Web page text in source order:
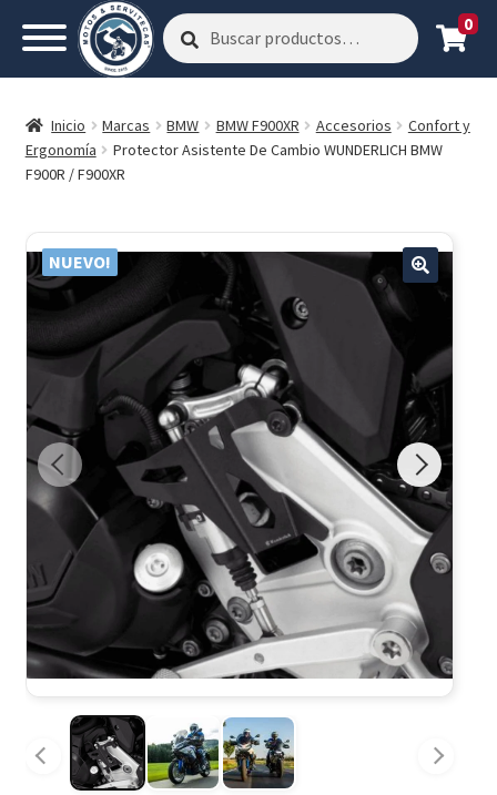
Buscar
por:
Buscar 0
Inicio Marcas BMW BMW F900XR Accesorios
Confort y
Ergonomía
Protector Asistente De Cambio WUNDERLICH BMW
F900R / F900XR
NUEVO!